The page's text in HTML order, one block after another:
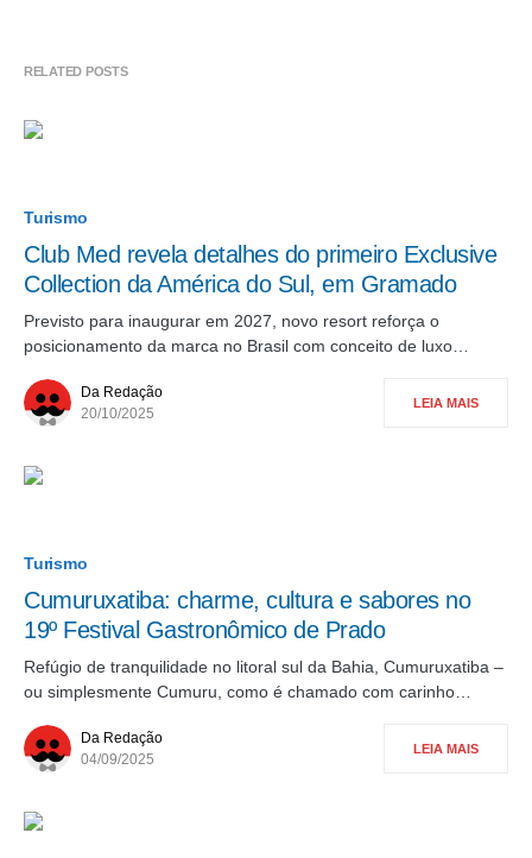
RELATED POSTS
Turismo
Club Med revela detalhes do primeiro Exclusive
Collection da América do Sul, em Gramado
Previsto para inaugurar em 2027, novo resort reforça o
posicionamento da marca no Brasil com conceito de luxo…
Da Redação
20/10/2025
LEIA MAIS
Turismo
Cumuruxatiba: charme, cultura e sabores no
19º Festival Gastronômico de Prado
Refúgio de tranquilidade no litoral sul da Bahia, Cumuruxatiba –
ou simplesmente Cumuru, como é chamado com carinho…
Da Redação
04/09/2025
LEIA MAIS